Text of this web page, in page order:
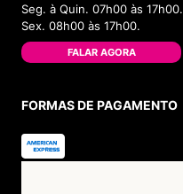
Seg. à Quin. 07h00 às 17h00.
Sex. 08h00 às 17h00.
FALAR AGORA
FORMAS DE PAGAMENTO